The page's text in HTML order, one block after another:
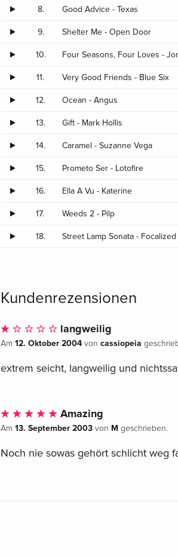
8. Good Advice - Texas
9. Shelter Me - Open Door
10. Four Seasons, Four Loves -
11. Very Good Friends - Blue Six
12. Ocean - Angus
13. Gift - Mark Hollis
14. Caramel - Suzanne Vega
15. Prometo Ser - Lotofire
16. Ella A Vu - Katerine
17. Weeds 2 - Pilp
18. Street Lamp Sonata - Focalized
Kundenrezensionen
langweilig
Am 12. Oktober 2004von cassiopeia
extrem seicht, langweilig und
Amazing
Am 13. September 2003von M geschrieben.
Noch nie sowas gehört schlicht weg